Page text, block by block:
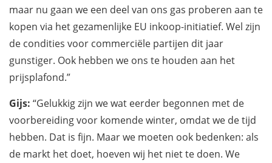
maar nu gaan we een deel van ons gas proberen aan te
kopen via het gezamenlijke EU inkoop-initiatief. Wel zijn
de condities voor commerciële partijen dit jaar
gunstiger. Ook hebben we ons te houden aan het
prijsplafond.”
Gijs: “Gelukkig zijn we wat eerder begonnen met de
voorbereiding voor komende winter, omdat we de tijd
hebben. Dat is fijn. Maar we moeten ook bedenken: als
de markt het doet, hoeven wij het niet te doen. We